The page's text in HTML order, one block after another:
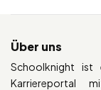
Über uns
Schoolknight ist
Karriereportal